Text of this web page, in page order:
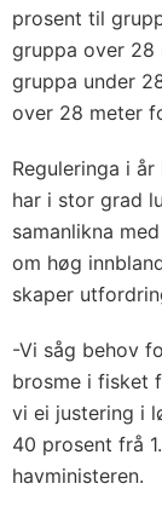
prosent til
gruppa over 28
gruppa under
over 28 meter
Reguleringa i
har i stor grad
samanlikna
om høg
skaper
-Vi såg behov
brosme i fisket
vi ei justering i
40 prosent frå
havministeren.